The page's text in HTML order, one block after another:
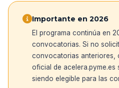
Importante en 2026
El programa continúa en
convocatorias. Si no
convocatorias anteriores,
oficial de acelera.pyme.es
siendo elegible para las